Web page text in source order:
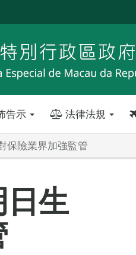
告示 法律法規
保險業界加強監管
日生